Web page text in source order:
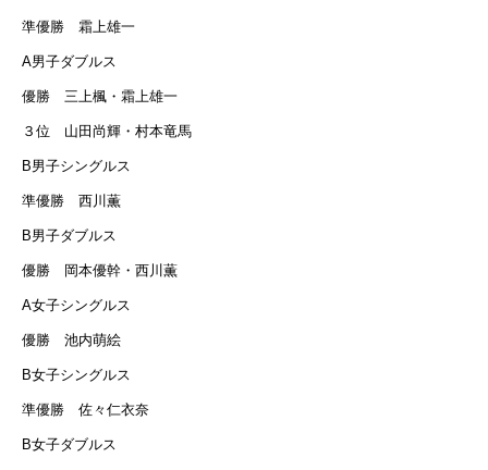
準優勝 霜上雄一
A男子ダブルス
優勝 三上楓・霜上雄一
３位 山田尚輝・村本竜馬
B男子シングルス
準優勝 西川薫
B男子ダブルス
優勝 岡本優幹・西川薫
A女子シングルス
優勝 池内萌絵
B女子シングルス
準優勝 佐々仁衣奈
B女子ダブルス